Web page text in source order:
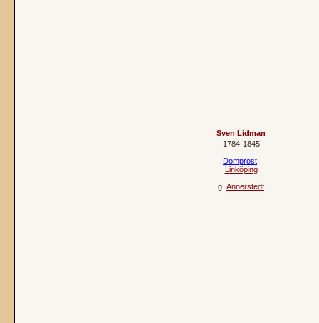
Sven Lidman
1784‐1845
Domprost
Linköping
g. Annerstedt